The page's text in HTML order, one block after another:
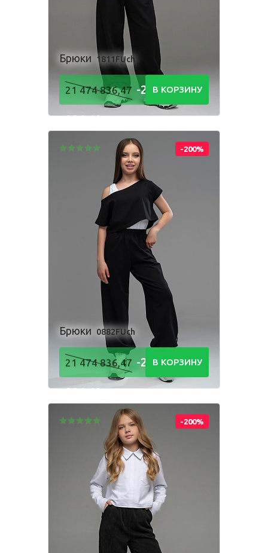
Брюки 1811FUch
21 474 836,47 -21 474
836,48Р
В КОРЗИНУ
-200%
Брюки 0882FUch
21 474 836,47 -21 474
836,48Р
В КОРЗИНУ
-200%